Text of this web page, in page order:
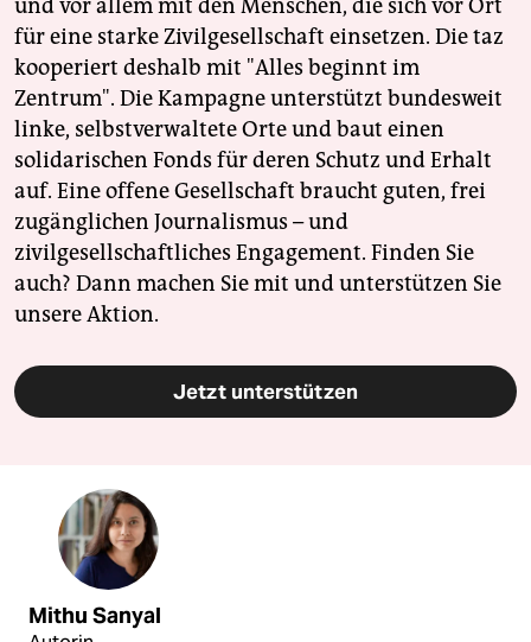
und vor allem mit den Menschen, die sich vor Ort
für eine starke Zivilgesellschaft einsetzen. Die taz
kooperiert deshalb mit "Alles beginnt im
Zentrum". Die Kampagne unterstützt bundesweit
linke, selbstverwaltete Orte und baut einen
solidarischen Fonds für deren Schutz und Erhalt
auf. Eine offene Gesellschaft braucht guten, frei
zugänglichen Journalismus – und
zivilgesellschaftliches Engagement. Finden Sie
auch? Dann machen Sie mit und unterstützen Sie
unsere Aktion.
Jetzt unterstützen
Mithu Sanyal